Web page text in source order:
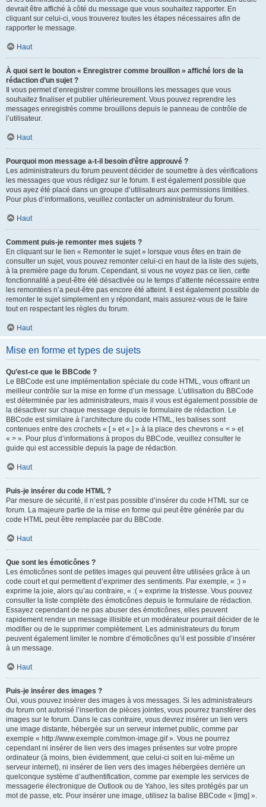
devrait être affiché à côté du message que vous souhaitez rapporter. En
cliquant sur celui-ci, vous trouverez toutes les étapes nécessaires afin de
rapporter le message.
Haut
À quoi sert le bouton « Enregistrer comme brouillon » affiché lors de la
rédaction d’un sujet ?
Il vous permet d’enregistrer comme brouillons les messages que vous
souhaitez finaliser et publier ultérieurement. Vous pouvez reprendre les
messages enregistrés comme brouillons depuis le panneau de contrôle de
l’utilisateur.
Haut
Pourquoi mon message a-t-il besoin d’être approuvé ?
Les administrateurs du forum peuvent décider de soumettre à des vérifications
les messages que vous rédigez sur le forum. Il est également possible que
vous ayez été placé dans un groupe d’utilisateurs aux permissions limitées.
Pour plus d’informations, veuillez contacter un administrateur du forum.
Haut
Comment puis-je remonter mes sujets ?
En cliquant sur le lien « Remonter le sujet » lorsque vous êtes en train de
consulter un sujet, vous pouvez remonter celui-ci en haut de la liste des sujets,
à la première page du forum. Cependant, si vous ne voyez pas ce lien, cette
fonctionnalité a peut-être été désactivée ou le temps d’attente nécessaire entre
les remontées n’a peut-être pas encore été atteint. Il est également possible de
remonter le sujet simplement en y répondant, mais assurez-vous de le faire
tout en respectant les règles du forum.
Haut
Mise en forme et types de sujets
Qu’est-ce que le BBCode ?
Le BBCode est une implémentation spéciale du code HTML, vous offrant un
meilleur contrôle sur la mise en forme d’un message. L’utilisation du BBCode
est déterminée par les administrateurs, mais il vous est également possible de
la désactiver sur chaque message depuis le formulaire de rédaction. Le
BBCode est similaire à l’architecture du code HTML, les balises sont
contenues entre des crochets « [ » et « ] » à la place des chevrons « < » et
« > ». Pour plus d’informations à propos du BBCode, veuillez consulter le
guide qui est accessible depuis la page de rédaction.
Haut
Puis-je insérer du code HTML ?
Par mesure de sécurité, il n’est pas possible d’insérer du code HTML sur ce
forum. La majeure partie de la mise en forme qui peut être générée par du
code HTML peut être remplacée par du BBCode.
Haut
Que sont les émoticônes ?
Les émoticônes sont de petites images qui peuvent être utilisées grâce à un
code court et qui permettent d’exprimer des sentiments. Par exemple, « :) »
exprime la joie, alors qu’au contraire, « :( » exprime la tristesse. Vous pouvez
consulter la liste complète des émoticônes depuis le formulaire de rédaction.
Essayez cependant de ne pas abuser des émoticônes, elles peuvent
rapidement rendre un message illisible et un modérateur pourrait décider de le
modifier ou de le supprimer complètement. Les administrateurs du forum
peuvent également limiter le nombre d’émoticônes qu’il est possible d’insérer
à un message.
Haut
Puis-je insérer des images ?
Oui, vous pouvez insérer des images à vos messages. Si les administrateurs
du forum ont autorisé l’insertion de pièces jointes, vous pourrez transférer des
images sur le forum. Dans le cas contraire, vous devrez insérer un lien vers
une image distante, hébergée sur un serveur internet public, comme par
exemple « http://www.exemple.com/mon-image.gif ». Vous ne pourrez
cependant ni insérer de lien vers des images présentes sur votre propre
ordinateur (à moins, bien évidemment, que celui-ci soit en lui-même un
serveur internet), ni insérer de lien vers des images hébergées derrière un
quelconque système d’authentification, comme par exemple les services de
messagerie électronique de Outlook ou de Yahoo, les sites protégés par un
mot de passe, etc. Pour insérer une image, utilisez la balise BBCode « [img] ».